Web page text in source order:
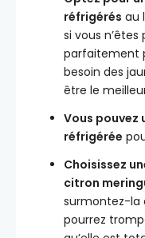
réfrigérés au
si vous n’êtes
parfaitement
besoin des
être le
Vous pouvez
réfrigérée
Choisissez
citron
surmontez-la
pourrez